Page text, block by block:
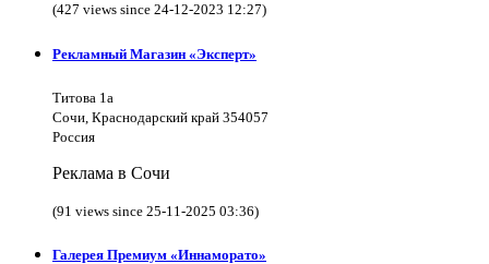
(427 views since 24-12-2023 12:27)
Рекламный Магазин «Эксперт»
Титова 1а
Сочи, Краснодарский край 354057
Россия
Реклама в Сочи
(91 views since 25-11-2025 03:36)
Галерея Премиум «Иннаморато»